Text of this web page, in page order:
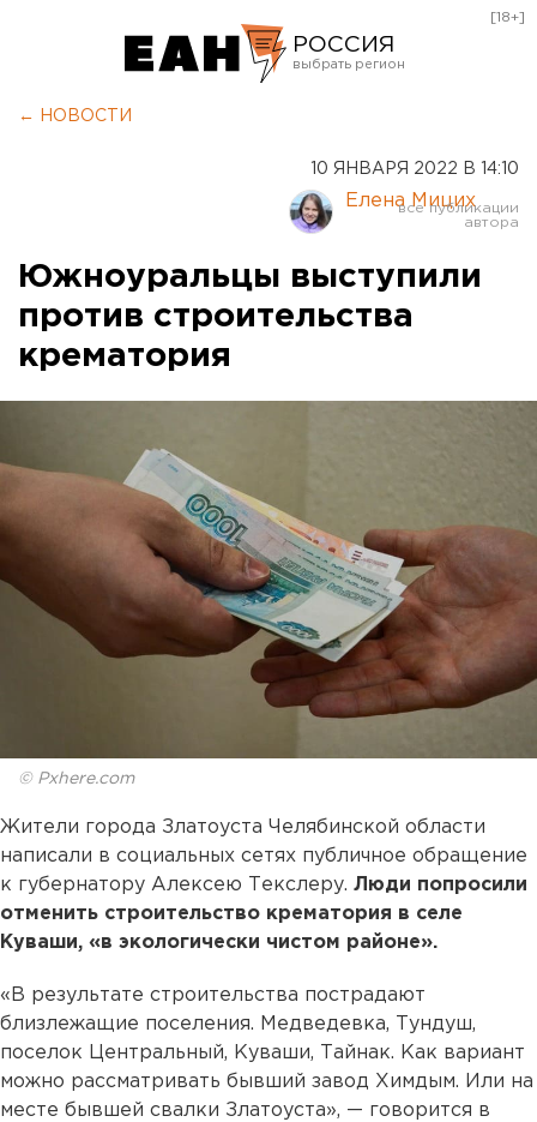
РОССИЯ
Курган
Оренбург
[18+]
← НОВОСТИ
10 ЯНВАРЯ 2022 В 14:10
Елена Мицих
Южноуральцы выступили
против строительства
крематория
© Pxhere.com
Жители города Златоуста Челябинской области
написали в социальных сетях публичное обращение
к губернатору Алексею Текслеру. Люди попросили
отменить строительство крематория в селе
Куваши, «в экологически чистом районе».
«В результате строительства пострадают
близлежащие поселения. Медведевка, Тундуш,
поселок Центральный, Куваши, Тайнак. Как вариант
можно рассматривать бывший завод Химдым. Или на
месте бывшей свалки Златоуста», — говорится в